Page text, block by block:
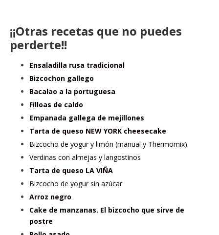
¡¡Otras recetas que no puedes
perderte!!
Ensaladilla rusa tradicional
Bizcochon gallego
Bacalao a la portuguesa
Filloas de caldo
Empanada gallega de mejillones
Tarta de queso NEW YORK cheesecake
Bizcocho de yogur y limón (manual y Thermomix)
Verdinas con almejas y langostinos
Tarta de queso LA VIÑA
Bizcocho de yogur sin azúcar
Arroz negro
Cake de manzanas. El bizcocho que sirve de
postre